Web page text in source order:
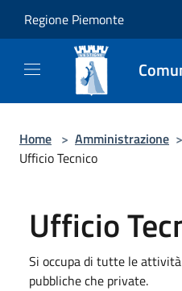
Regione Piemonte
Home > Amministrazione >
Ufficio Tecnico
Ufficio
Si occupa di tutte le
pubbliche che private.